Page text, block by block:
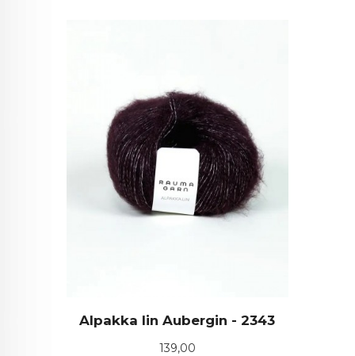
Alpakka lin Aubergin - 2343
Pris
139,00